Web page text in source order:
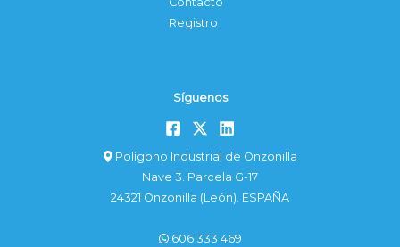
Registro
Síguenos
Polígono Industrial de Onzonilla
Nave 3. Parcela G-17
24321 Onzonilla (León). ESPAÑA
606 333 469